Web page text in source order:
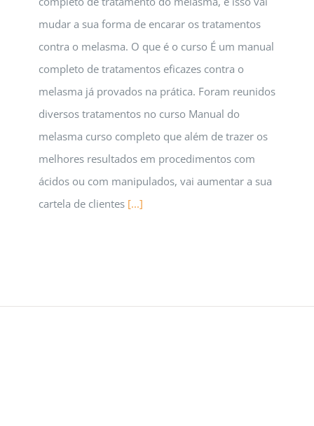
mudar a sua forma de encarar os tratamentos
contra o melasma. O que é o curso É um manual
completo de tratamentos eficazes contra o
melasma já provados na prática. Foram reunidos
diversos tratamentos no curso Manual do
melasma curso completo que além de trazer os
melhores resultados em procedimentos com
ácidos ou com manipulados, vai aumentar a sua
cartela de clientes [...]